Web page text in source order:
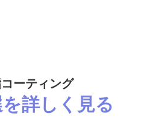
ーティング
詳しく見る